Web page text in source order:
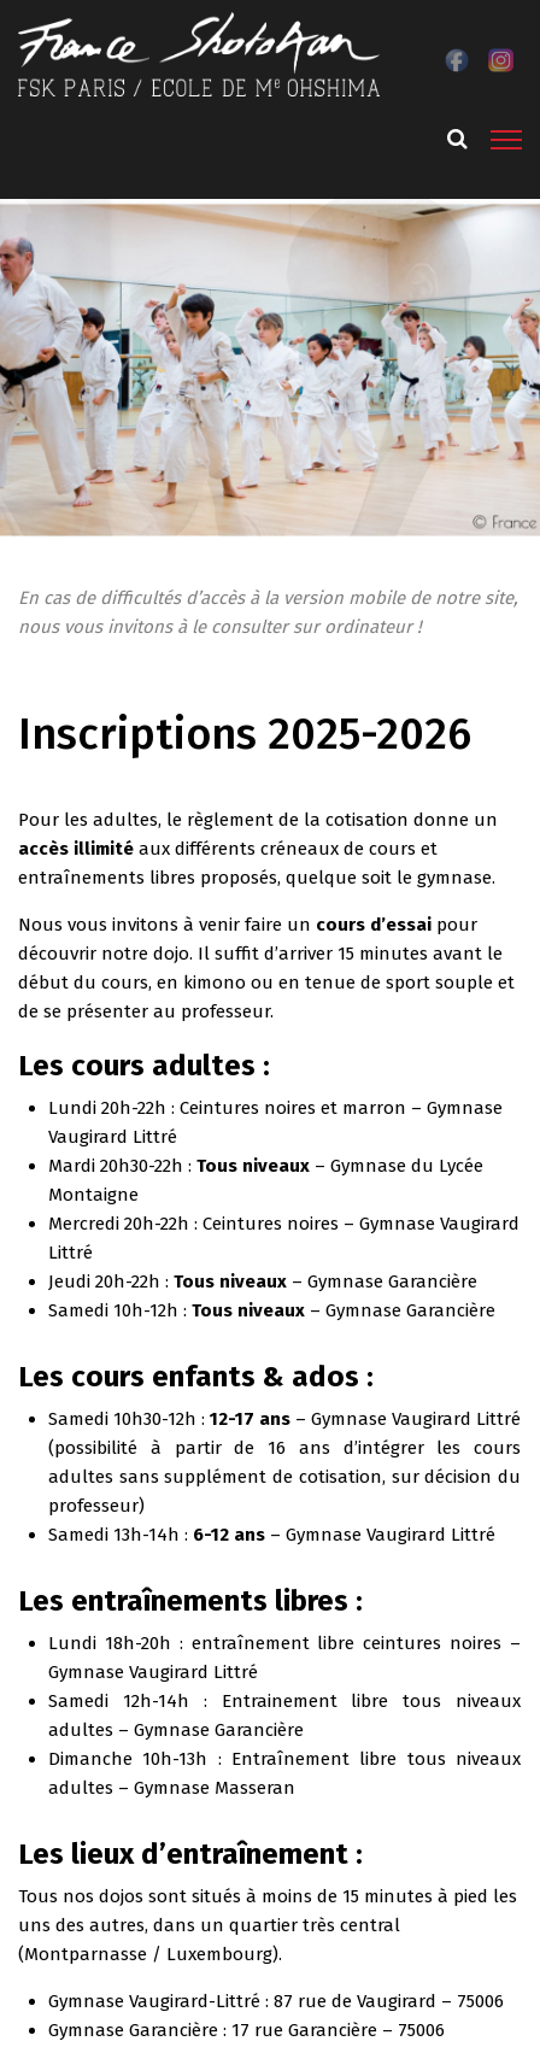
En cas de difficultés d’accès à la version mobile de notre site,
nous vous invitons à le consulter sur ordinateur !
Inscriptions 2025-2026
Pour les adultes, le règlement de la cotisation donne un
accès illimité aux différents créneaux de cours et
entraînements libres proposés, quelque soit le gymnase.
Nous vous invitons à venir faire un cours d’essai pour
découvrir notre dojo. Il suffit d’arriver 15 minutes avant le
début du cours, en kimono ou en tenue de sport souple et
de se présenter au professeur.
Les cours adultes :
Lundi 20h-22h : Ceintures noires et marron – Gymnase
Vaugirard Littré
Mardi 20h30-22h : Tous niveaux – Gymnase du Lycée
Montaigne
Mercredi 20h-22h : Ceintures noires – Gymnase Vaugirard
Littré
Jeudi 20h-22h : Tous niveaux – Gymnase Garancière
Samedi 10h-12h : Tous niveaux – Gymnase Garancière
Les cours enfants & ados :
Samedi 10h30-12h : 12-17 ans – Gymnase Vaugirard Littré
(possibilité à partir de 16 ans d’intégrer les cours
adultes sans supplément de cotisation, sur décision du
professeur)
Samedi 13h-14h : 6-12 ans – Gymnase Vaugirard Littré
Les entraînements libres :
Lundi 18h-20h : entraînement libre ceintures noires –
Gymnase Vaugirard Littré
Samedi 12h-14h : Entrainement libre tous niveaux
adultes – Gymnase Garancière
Dimanche 10h-13h : Entraînement libre tous niveaux
adultes – Gymnase Masseran
Les lieux d’entraînement :
Tous nos dojos sont situés à moins de 15 minutes à pied les
uns des autres, dans un quartier très central
(Montparnasse / Luxembourg).
Gymnase Vaugirard-Littré : 87 rue de Vaugirard – 75006
Gymnase Garancière : 17 rue Garancière – 75006